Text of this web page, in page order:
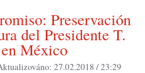
del Presidente T.
México
27.02.2018 / 23:29